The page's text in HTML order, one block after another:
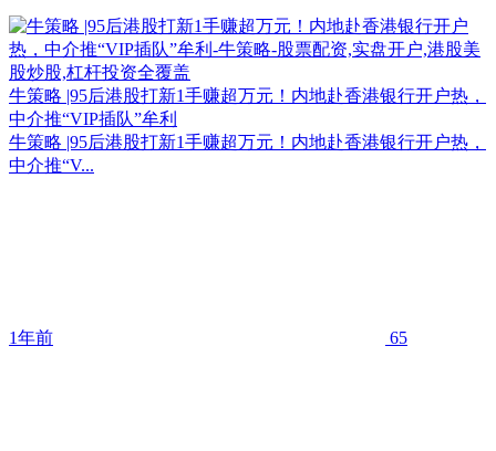
牛策略 |95后港股打新1手赚超万元！内地赴香港银行开户热，
中介推“VIP插队”牟利
牛策略 |95后港股打新1手赚超万元！内地赴香港银行开户热，
中介推“V...
1年前 65